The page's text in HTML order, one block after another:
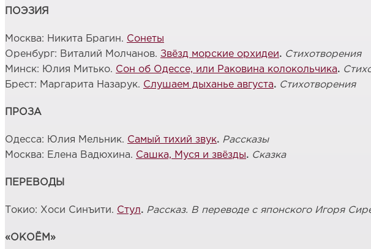
ПОЭЗИЯ
Москва: Никита Брагин. Сонеты
Оренбург: Виталий Молчанов. Звёзд морские орхидеи. Стихотворения
Минск: Юлия Митько. Сон об Одессе, или Раковина колокольчика.
Брест: Маргарита Назарук. Слушаем дыханье августа. Стихотворения
ПРОЗА
Одесса: Юлия Мельник. Самый тихий звук. Рассказы
Москва: Елена Вадюхина. Сашка, Муся и звёзды. Сказка
ПЕРЕВОДЫ
Токио: Хоси Синъити. Стул. Рассказ. В переводе с японского Игоря
«ОКОЁМ»